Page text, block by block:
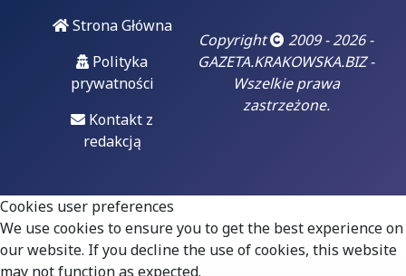
"Czarzasty już
dobrze wie, że
czas jego
błazenady się
skończył, prąd
Włodzimierz
Czarzasty - co trzeba
stale powtarzać...
Strona Główna
Polityka
prywatności
Kontakt z
redakcją
Copyright
2009 - 2026 -
GAZETA.KRAKOWSKA.BIZ -
Wszelkie prawa
zastrzeżone.
Cookies user preferences
We use cookies to ensure you to get the best experience on
our website. If you decline the use of cookies, this website
may not function as expected.